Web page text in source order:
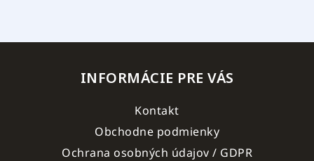
INFORMÁCIE PRE VÁS
Kontakt
Obchodne podmienky
Ochrana osobných údajov / GDPR